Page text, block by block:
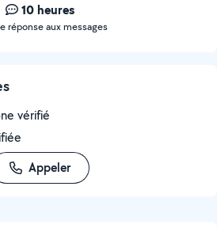
10 heures
réponse aux messages
vérifié
Appeler